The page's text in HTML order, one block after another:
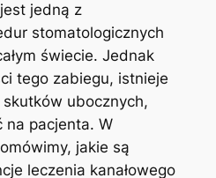
jedną z
stomatologicznych
⁣świecie. Jednak
tego zabiegu, istnieje‍
ubocznych,​
na pacjenta. ​W
jakie są
leczenia⁣ kanałowego